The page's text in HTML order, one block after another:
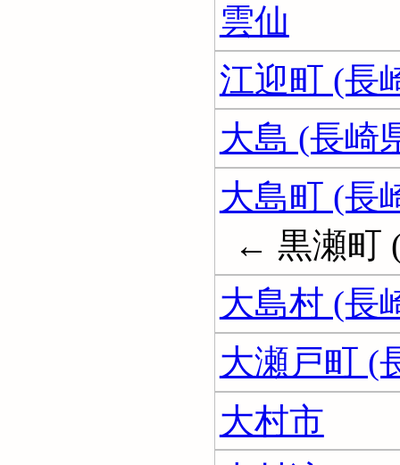
雲仙
江迎町 (長
大島 (長崎
大島町 (長
← 黒瀬町
大島村 (長
大瀬戸町 (
大村市